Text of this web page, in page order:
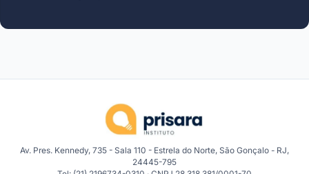
Av. Pres. Kennedy, 735 - Sala 110 - Estrela do Norte, São Gonçalo - RJ,
24445-795